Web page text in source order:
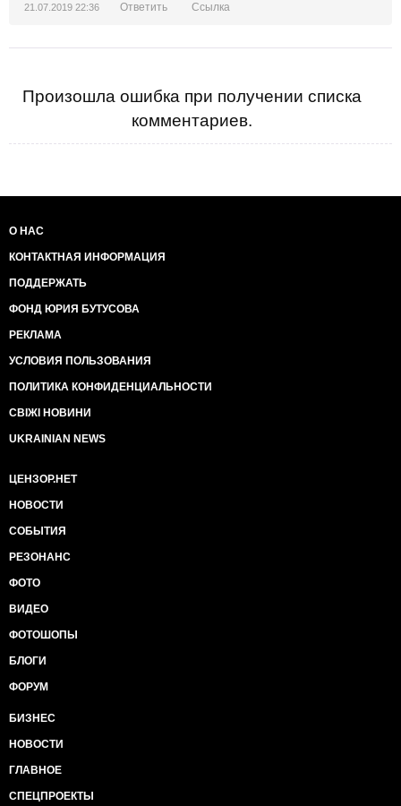
21.07.2019 22:36 Ответить Ссылка
Произошла ошибка при получении списка
комментариев.
О НАС
КОНТАКТНАЯ ИНФОРМАЦИЯ
ПОДДЕРЖАТЬ
ФОНД ЮРИЯ БУТУСОВА
РЕКЛАМА
УСЛОВИЯ ПОЛЬЗОВАНИЯ
ПОЛИТИКА КОНФИДЕНЦИАЛЬНОСТИ
СВІЖІ НОВИНИ
UKRAINIAN NEWS
ЦЕНЗОР.НЕТ
НОВОСТИ
СОБЫТИЯ
РЕЗОНАНС
ФОТО
ВИДЕО
ФОТОШОПЫ
БЛОГИ
ФОРУМ
БИЗНЕС
НОВОСТИ
ГЛАВНОЕ
СПЕЦПРОЕКТЫ